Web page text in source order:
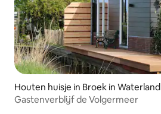
Houten huisje in Broek in Waterland
Gastenverblijf de Volgermeer